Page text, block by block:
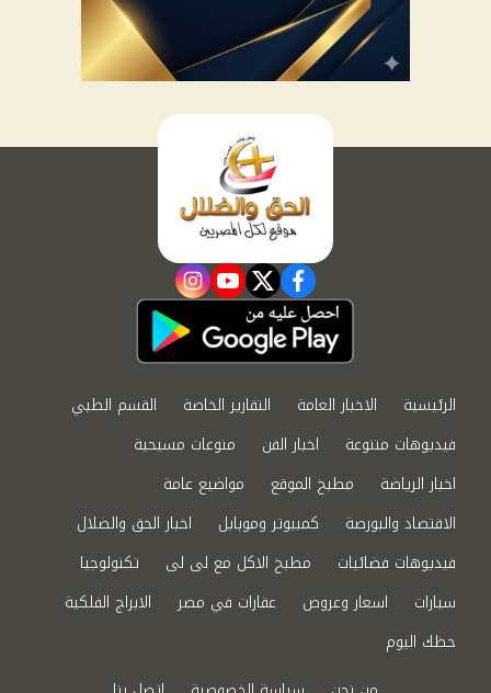
facebook
twitter
youtube
instagram
الرئيسية الاخبار العامة التقارير الخاصة
القسم الطبي
فيديوهات متنوعة
اخبار الفن
منوعات مسيحية
اخبار الرياضة
مطبخ الموقع
مواضيع عامة
الاقتصاد والبورصة
كمبيوتر وموبايل
اخبار الحق والضلال
فيديوهات فضائيات
مطبخ الاكل مع لى لى
تكنولوجيا
سيارات
اسعار وعروض عقارات في مصر
الابراج الفلكية
حظك اليوم